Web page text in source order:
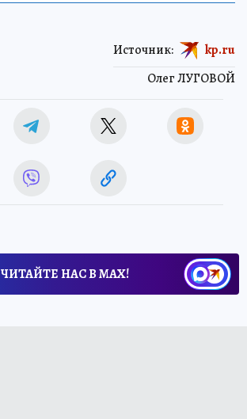
Олег ЛУГОВОЙ
Источник: kp.ru
ЧИТАЙТЕ НАС В МАХ!